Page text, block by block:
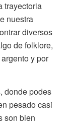
trayectoria
nuestra
diversos
de folklore,
y por
donde podes
pesado casi
son bien